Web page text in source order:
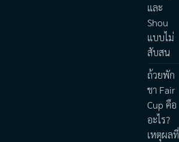
และ
Shou
แบบไม่
สับสน
ถ้วยพัก
ชา Fair
Cup คือ
อะไร?
เหตุผลที่